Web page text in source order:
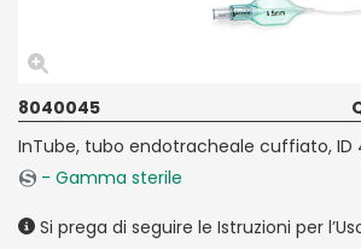
8040045
InTube, tubo endotracheale cuffiato, ID
- Gamma sterile
Si prega di seguire le Istruzioni per